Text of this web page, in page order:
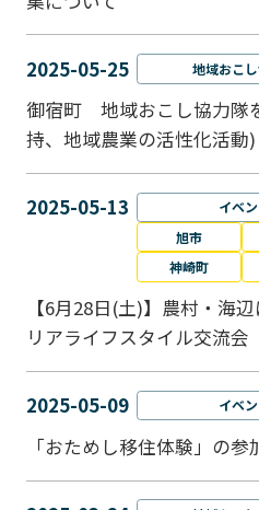
2025-05-25 地域おこ
御宿町 地域おこし協力隊
持、地域農業の活性化活動)
2025-05-13 イベ
旭市
神崎町
【6月28日(土)】農村・海
リアライフスタイル交流会
2025-05-09 イベ
「おためし移住体験」の参